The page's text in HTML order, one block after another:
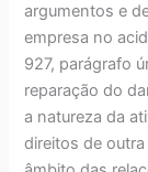
argumentos e
empresa no
927, parágrafo
reparação do
a natureza da
direitos de